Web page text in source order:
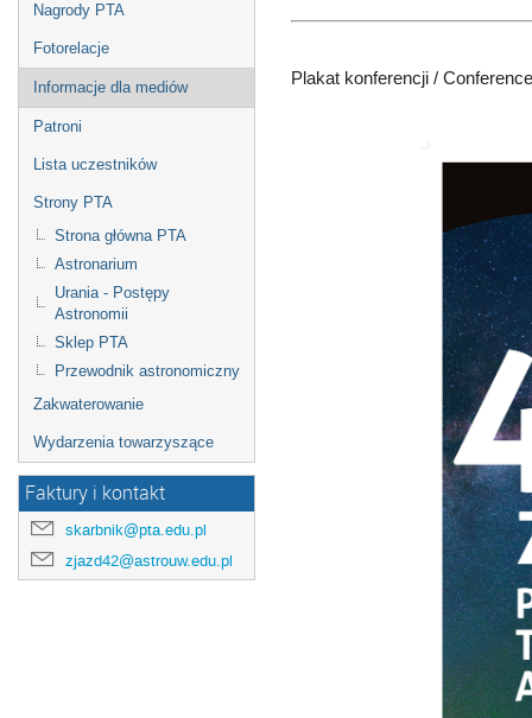
Nagrody PTA
Fotorelacje
Informacje dla mediów
Patroni
Lista uczestników
Strony PTA
Strona główna PTA
Astronarium
Urania - Postępy
Astronomii
Sklep PTA
Przewodnik astronomiczny
Zakwaterowanie
Wydarzenia towarzyszące
Faktury i kontakt
skarbnik@pta.edu.pl
zjazd42@astrouw.edu.pl
Plakat konferencji /